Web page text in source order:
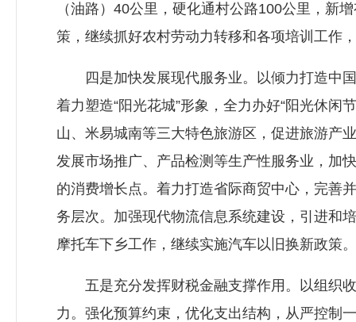
（油路）40公里，硬化通村公路100公里，新
策，继续抓好农村劳动力转移和各项培训工作
四是加快发展现代服务业。以倾力打造中国
着力塑造“阳光花城”形象，全力办好“阳光休闲
山、米易城南等三大特色旅游区，促进旅游产
发展市场推广、产品检测等生产性服务业，加
的消费增长点。着力打造省际商贸中心，完善
务层次。加强现代物流信息系统建设，引进和
摩托车下乡工作，继续实施汽车以旧换新政策
五是充分发挥财税金融支撑作用。以组织收
力。强化预算约束，优化支出结构，从严控制